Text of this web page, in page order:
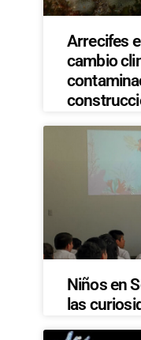
Arrecifes
cambio
Niños en
las